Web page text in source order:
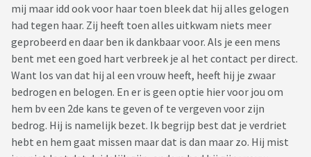
mij maar idd ook voor haar toen bleek dat hij alles gelogen
had tegen haar. Zij heeft toen alles uitkwam niets meer
geprobeerd en daar ben ik dankbaar voor. Als je een mens
bent met een goed hart verbreek je al het contact per direct.
Want los van dat hij al een vrouw heeft, heeft hij je zwaar
bedrogen en belogen. En er is geen optie hier voor jou om
hem bv een 2de kans te geven of te vergeven voor zijn
bedrog. Hij is namelijk bezet. Ik begrijp best dat je verdriet
hebt en hem gaat missen maar dat is dan maar zo. Hij mist